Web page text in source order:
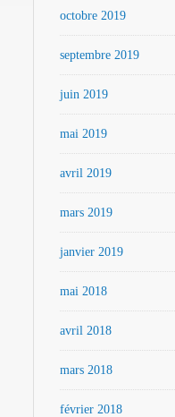
octobre 2019
septembre 2019
juin 2019
mai 2019
avril 2019
mars 2019
janvier 2019
mai 2018
avril 2018
mars 2018
février 2018